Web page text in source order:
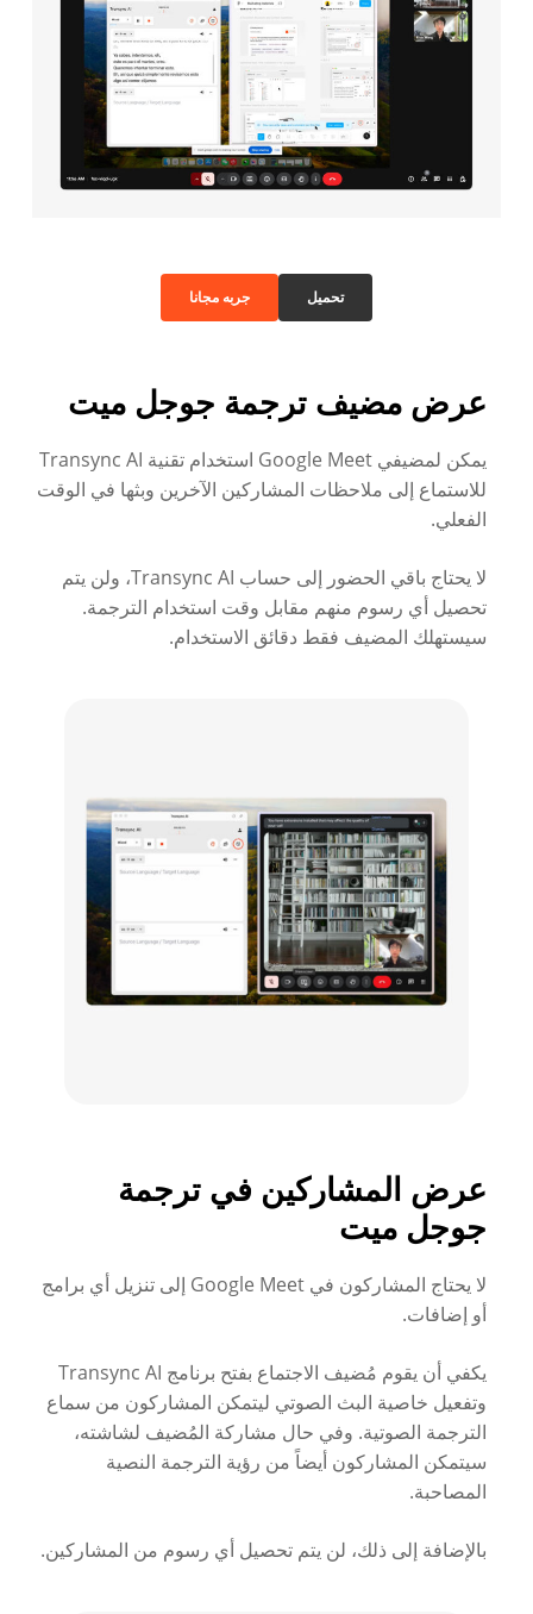
جربه مجانا تحميل
عرض مضيف ترجمة جوجل ميت
يمكن لمضيفي Google Meet استخدام تقنية Transync AI
للاستماع إلى ملاحظات المشاركين الآخرين وبثها في الوقت
الفعلي.
لا يحتاج باقي الحضور إلى حساب Transync AI، ولن يتم
تحصيل أي رسوم منهم مقابل وقت استخدام الترجمة.
سيستهلك المضيف فقط دقائق الاستخدام.
عرض المشاركين في ترجمة
جوجل ميت
لا يحتاج المشاركون في Google Meet إلى تنزيل أي برامج
أو إضافات.
يكفي أن يقوم مُضيف الاجتماع بفتح برنامج Transync AI
وتفعيل خاصية البث الصوتي ليتمكن المشاركون من سماع
الترجمة الصوتية. وفي حال مشاركة المُضيف لشاشته،
سيتمكن المشاركون أيضاً من رؤية الترجمة النصية
المصاحبة.
بالإضافة إلى ذلك، لن يتم تحصيل أي رسوم من المشاركين.